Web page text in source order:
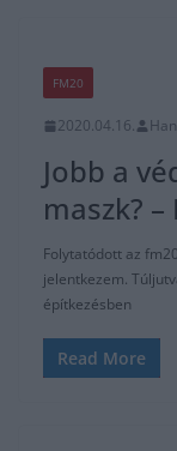
FM20
2020.04.16.
Jobb a
maszk? –
Folytatódott az
jelentkezem.
építkezésben
Read More